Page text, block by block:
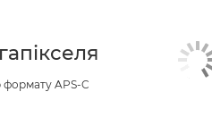
формату APS-C